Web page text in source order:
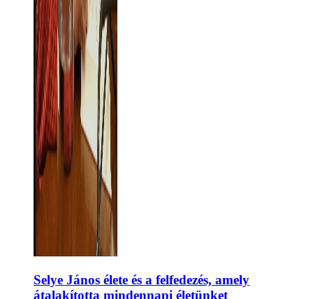
Selye János élete és a felfedezés, amely
átalakította mindennapi életünket